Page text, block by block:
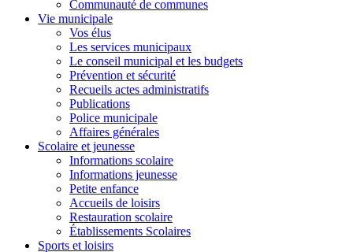
Communauté de communes
Vie municipale
Vos élus
Les services municipaux
Le conseil municipal et les budgets
Prévention et sécurité
Recueils actes administratifs
Publications
Police municipale
Affaires générales
Scolaire et jeunesse
Informations scolaire
Informations jeunesse
Petite enfance
Accueils de loisirs
Restauration scolaire
Établissements Scolaires
Sports et loisirs